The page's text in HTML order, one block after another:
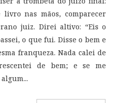
nas mãos, comparecer
juiz. Direi altivo: “Eis o
o que fui. Disse o bem e
franqueza. Nada calei de
de bem; e se me